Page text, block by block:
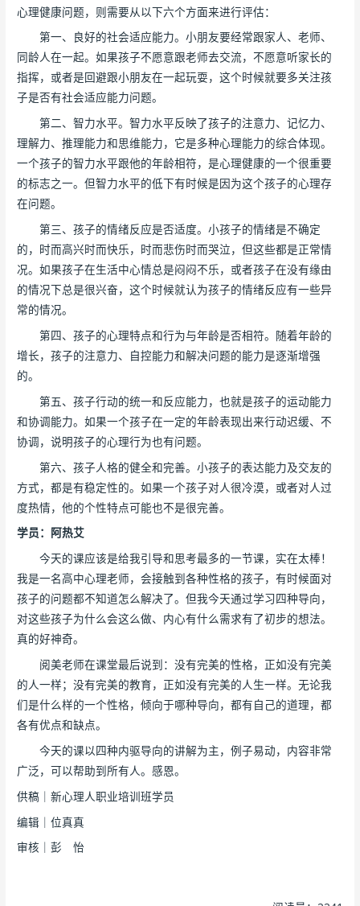
心理健康问题，则需要从以下六个方面来进行评估：
第一、良好的社会适应能力。小朋友要经常跟家人、老师、
同龄人在一起。如果孩子不愿意跟老师去交流，不愿意听家长的
指挥，或者是回避跟小朋友在一起玩耍，这个时候就要多关注孩
子是否有社会适应能力问题。
第二、智力水平。智力水平反映了孩子的注意力、记忆力、
理解力、推理能力和思维能力，它是多种心理能力的综合体现。
一个孩子的智力水平跟他的年龄相符，是心理健康的一个很重要
的标志之一。但智力水平的低下有时候是因为这个孩子的心理存
在问题。
第三、孩子的情绪反应是否适度。小孩子的情绪是不确定
的，时而高兴时而快乐，时而悲伤时而哭泣，但这些都是正常情
况。如果孩子在生活中心情总是闷闷不乐，或者孩子在没有缘由
的情况下总是很兴奋，这个时候就认为孩子的情绪反应有一些异
常的情况。
第四、孩子的心理特点和行为与年龄是否相符。随着年龄的
增长，孩子的注意力、自控能力和解决问题的能力是逐渐增强
的。
第五、孩子行动的统一和反应能力，也就是孩子的运动能力
和协调能力。如果一个孩子在一定的年龄表现出来行动迟缓、不
协调，说明孩子的心理行为也有问题。
第六、孩子人格的健全和完善。小孩子的表达能力及交友的
方式，都是有稳定性的。如果一个孩子对人很冷漠，或者对人过
度热情，他的个性特点可能也不是很完善。
学员：阿热艾
今天的课应该是给我引导和思考最多的一节课，实在太棒！
我是一名高中心理老师，会接触到各种性格的孩子，有时候面对
孩子的问题都不知道怎么解决了。但我今天通过学习四种导向，
对这些孩子为什么会这么做、内心有什么需求有了初步的想法。
真的好神奇。
阅美老师在课堂最后说到：没有完美的性格，正如没有完美
的人一样；没有完美的教育，正如没有完美的人生一样。无论我
们是什么样的一个性格，倾向于哪种导向，都有自己的道理，都
各有优点和缺点。
今天的课以四种内驱导向的讲解为主，例子易动，内容非常
广泛，可以帮助到所有人。感恩。
供稿｜新心理人职业培训班学员
编辑｜位真真
审核｜彭 怡